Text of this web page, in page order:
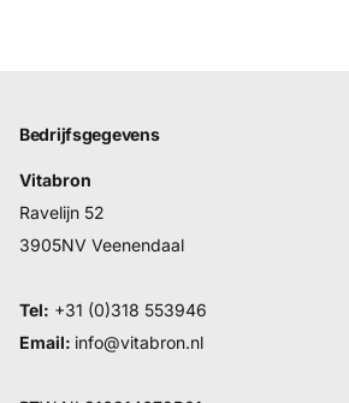
Bedrijfsgegevens
Vitabron
Ravelijn 52
3905NV Veenendaal
Tel: +31 (0)318 553946
Email: info@vitabron.nl